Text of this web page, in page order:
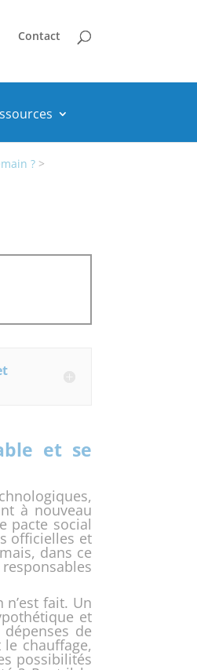
Contact
? >
et se
à nouveau
pacte social
officielles et
dans ce
fait. Un
et
de
chauffage,
possibilités